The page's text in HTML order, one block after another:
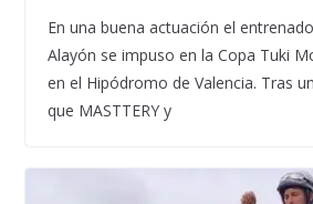
En una buena actuación el
Alayón se impuso en la Copa Tuki
en el Hipódromo de Valencia. Tras
que MASTTERY y